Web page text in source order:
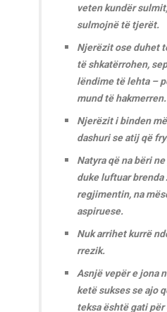
veten kundër
sulmojnë të tjerët.
Njerëzit ose duhet
të shkatërrohen,
lëndime të lehta –
mund të hakmerren.
Njerëzit i binden
dashuri se atij që
Natyra që na bëri
duke luftuar brenda
regjimentin, na
aspiruese.
Nuk arrihet kurrë
rrezik.
Asnjë vepër e jona
ketë sukses se ajo
teksa është gati